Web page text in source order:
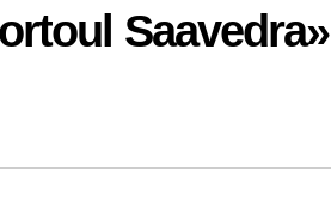
Saavedra»